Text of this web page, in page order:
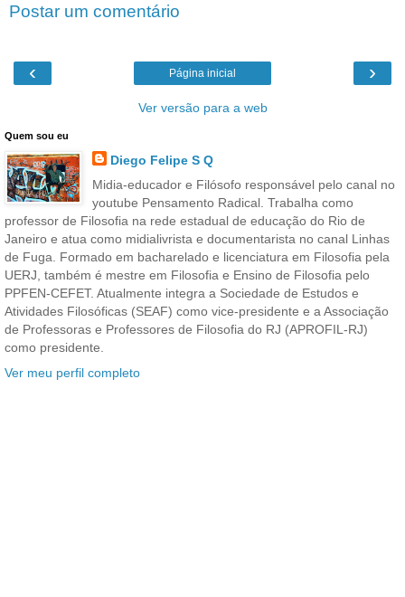
Postar um comentário
‹ ›
Página inicial
Ver versão para a web
Quem sou eu
Diego Felipe S Q
Midia-educador e Filósofo responsável pelo canal no
youtube Pensamento Radical. Trabalha como
professor de Filosofia na rede estadual de educação do Rio de
Janeiro e atua como midialivrista e documentarista no canal Linhas
de Fuga. Formado em bacharelado e licenciatura em Filosofia pela
UERJ, também é mestre em Filosofia e Ensino de Filosofia pelo
PPFEN-CEFET. Atualmente integra a Sociedade de Estudos e
Atividades Filosóficas (SEAF) como vice-presidente e a Associação
de Professoras e Professores de Filosofia do RJ (APROFIL-RJ)
como presidente.
Ver meu perfil completo